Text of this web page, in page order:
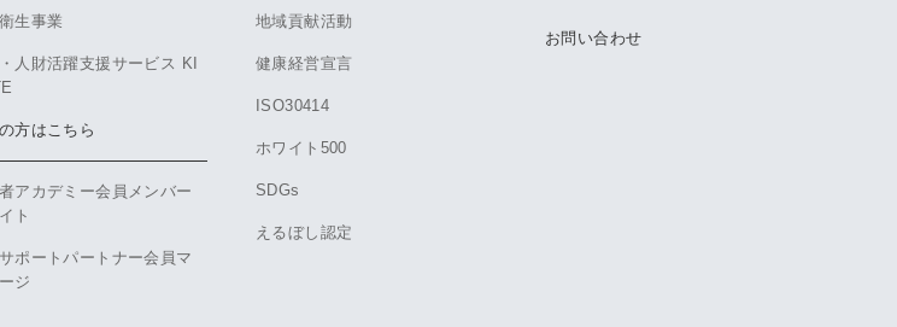
生事業
人財活躍支援サービス KI
方はこちら
アカデミー会員メンバー
ト
ポートパートナー会員マ
ジ
地域貢献活動
健康経営宣言
ISO30414
ホワイト500
SDGs
えるぼし認定
お問い合わせ